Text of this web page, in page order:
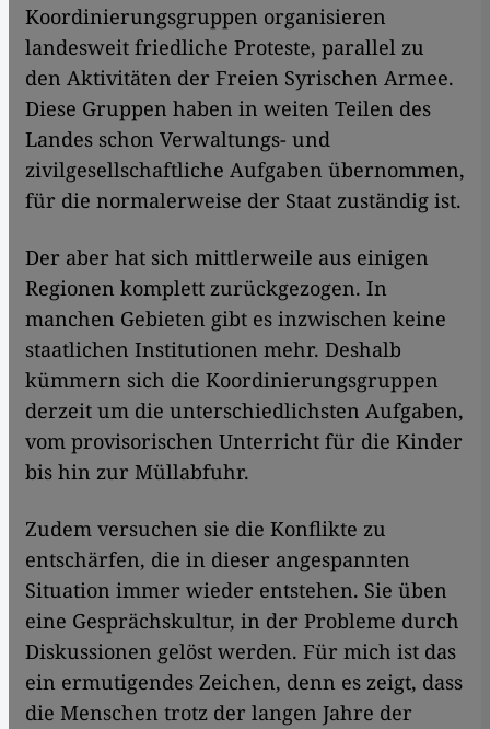
Koordinierungsgruppen organisieren
landesweit friedliche Proteste, parallel zu
den Aktivitäten der Freien Syrischen Armee.
Diese Gruppen haben in weiten Teilen des
Landes schon Verwaltungs- und
zivilgesellschaftliche Aufgaben übernommen,
für die normalerweise der Staat zuständig ist.
Der aber hat sich mittlerweile aus einigen
Regionen komplett zurückgezogen. In
manchen Gebieten gibt es inzwischen keine
staatlichen Institutionen mehr. Deshalb
kümmern sich die Koordinierungsgruppen
derzeit um die unterschiedlichsten Aufgaben,
vom provisorischen Unterricht für die Kinder
bis hin zur Müllabfuhr.
Zudem versuchen sie die Konflikte zu
entschärfen, die in dieser angespannten
Situation immer wieder entstehen. Sie üben
eine Gesprächskultur, in der Probleme durch
Diskussionen gelöst werden. Für mich ist das
ein ermutigendes Zeichen, denn es zeigt, dass
die Menschen trotz der langen Jahre der